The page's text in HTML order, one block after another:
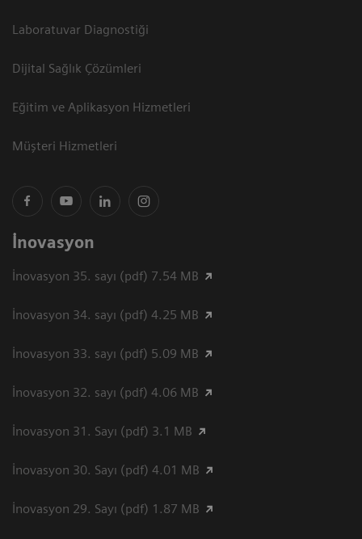
Laboratuvar Diagnostiği
Dijital Sağlık Çözümleri
Eğitim ve Aplikasyon Hizmetleri
Müşteri Hizmetleri
İnovasyon
İnovasyon 35. sayı (pdf) 7.54 MB
İnovasyon 34. sayı (pdf) 4.25 MB
İnovasyon 33. sayı (pdf) 5.09 MB
İnovasyon 32. sayı (pdf) 4.06 MB
İnovasyon 31. Sayı (pdf) 3.1 MB
İnovasyon 30. Sayı (pdf) 4.01 MB
İnovasyon 29. Sayı (pdf) 1.87 MB